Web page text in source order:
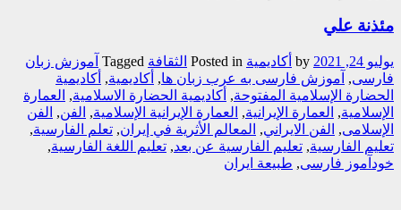
مئذنة علي
يوليو 24, 2021 أکادیمیة Posted in الثقافة Tagged آموزش زبان
فارسی, آموزش فارسی به عرب زبان ها, أکادیمیة, أکادیمیة
الحضارة الإسلامیة المفتوحة, أکادیمیة الحضارة الاسلامیة, العمارة
الإسلامیة, العمارة الإیرانیة, العمارة الإیرانیة الإسلامیة, الفن, الفن
الإسلامی, الفن الایراني, المعالم الأثریة في إیران, تعلم الفارسیة,
تعلیم الفارسیة, تعلیم الفارسیة عن بعد, تعلیم اللغة الفارسیة,
خودآموز فارسی, طبیعة ایران